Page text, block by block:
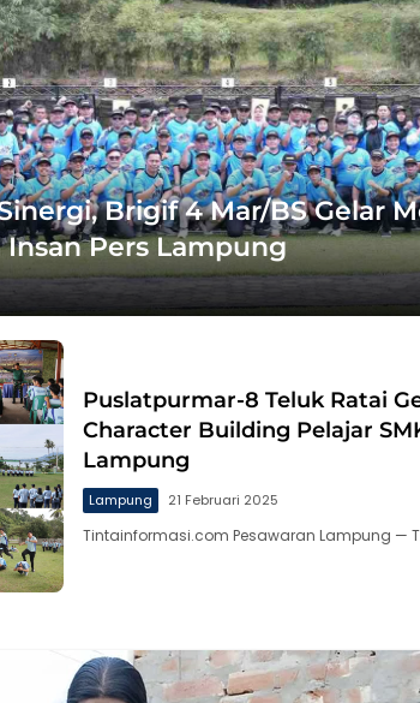
Brigif 4 Mar/BS Gelar
Insan Pers Lampung
Puslatpurmar-8 Teluk Ratai
Character Building Pelajar
Lampung
Lampung 21 Februari 2025
Tintainformasi.com Pesawaran Lampung —